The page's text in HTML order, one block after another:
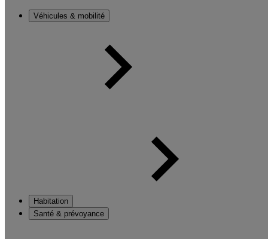
Véhicules & mobilité
Habitation
Santé & prévoyance